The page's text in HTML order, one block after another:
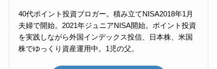
40代ポイント投資ブロガー。積み立てNISA2018年1月
夫婦で開始。2021年ジュニアNISA開始。ポイント投資
を実践しながら外国インデックス投信、日本株、米国
株でゆっくり資産運用中。1児の父。